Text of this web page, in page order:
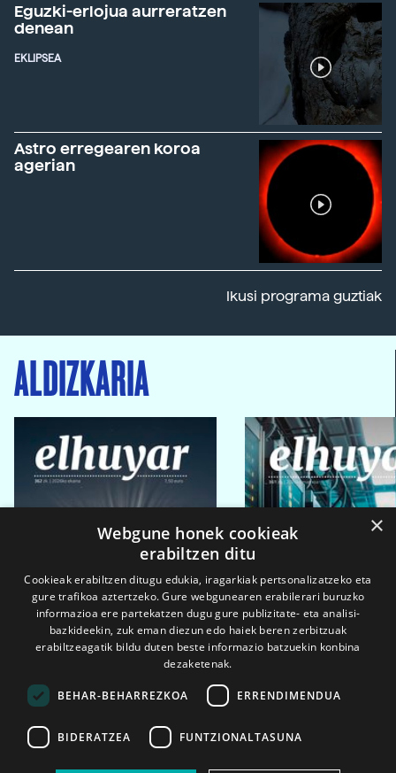
Eguzki-erlojua aurreratzen
denean
EKLIPSEA
Astro erregearen koroa
agerian
Ikusi programa guztiak
ALDIZKARIA
2026ko eka. 1a 2026ko mar. 1a
×
Webgune honek cookieak
erabiltzen ditu
Cookieak erabiltzen ditugu edukia, iragarkiak pertsonalizatzeko eta
gure trafikoa aztertzeko. Gure webgunearen erabilerari buruzko
informazioa ere partekatzen dugu gure publizitate- eta analisi-
bazkideekin, zuk eman diezun edo haiek beren zerbitzuak
erabiltzeagatik bildu duten beste informazio batzuekin konbina
dezaketenak.
BEHAR-BEHARREZKOA ERRENDIMENDUA
BIDERATZEA FUNTZIONALTASUNA